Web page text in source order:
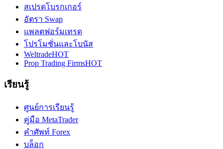
สเปรดโบรกเกอร์
อัตรา Swap
แพลตฟอร์มเทรด
โปรโมชั่นและโบนัส
WeltradeHOT
Prop Trading FirmsHOT
เรียนรู้
ศูนย์การเรียนรู้
คู่มือ MetaTrader
คำศัพท์ Forex
บล็อก